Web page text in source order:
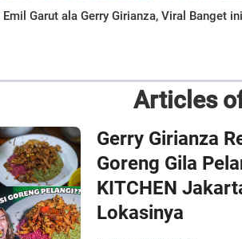
Garut ala Gerry Girianza, Viral Banget ini
Articles
Gerry Girianza
Goreng Gila
KITCHEN
Lokasinya